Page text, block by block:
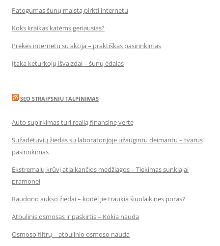
Patogumas šunų maistą pirkti internetu
Koks kraikas katėms geriausias?
Prekės internetu su akcija – praktiškas pasirinkimas
Įtaka keturkojų išvaizdai – šunų ėdalas
SEO STRAIPSNIU TALPINIMAS
Auto supirkimas turi realią finansinę vertę
Sužadėtuvių žiedas su laboratorijoje užaugintu deimantu – tvarus
pasirinkimas
Ekstremalų krūvį atlaikančios medžiagos – Tiekimas sunkiajai
pramonei
Raudono aukso žiedai – kodėl jie traukia šiuolaikines poras?
Atbulinis osmosas ir paskirtis – Kokia nauda
Osmoso filtrų – atbulinio osmoso nauda